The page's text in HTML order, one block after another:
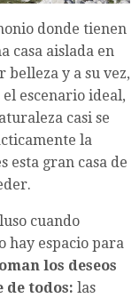
donde tienen
casa aislada en
y a su vez,
escenario ideal,
casi se
la
esta gran casa de
cuando
hay espacio para
los deseos
de todos: las